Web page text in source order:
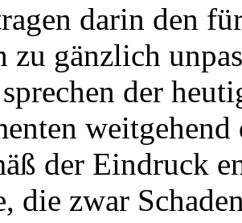
darin den
zu gänzlich
der
der Eindruck
die zwar